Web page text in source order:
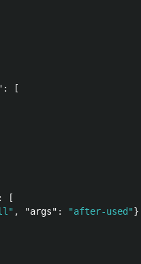
:
[
:
[
, "args" : "after-used"}